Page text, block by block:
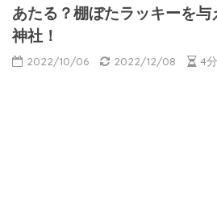
あたる？棚ぼたラッキーを
神社！
2022/10/06 2022/12/08 4分